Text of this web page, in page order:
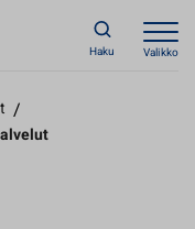
Haku Valikko
/